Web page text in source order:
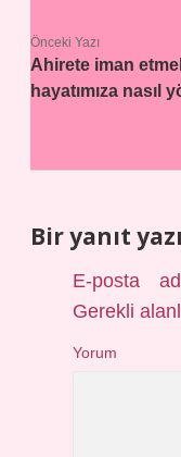
Önceki Yazı
Ahirete iman
hayatımıza nasıl
Bir yanıt
E-posta
Gerekli
Yorum